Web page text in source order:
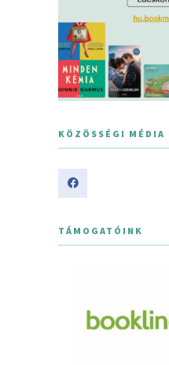
KÖZÖSSÉGI MÉDIA
TÁMOGATÓINK